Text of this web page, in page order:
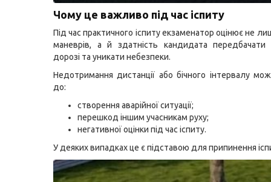
Чому це важливо під час іспиту
Під час практичного іспиту екзаменатор оцінює не
маневрів, а й здатність кандидата передбачати
дорозі та уникати небезпеки.
Недотримання дистанції або бічного інтервалу
до:
створення аварійної ситуації;
перешкод іншим учасникам руху;
негативної оцінки під час іспиту.
У деяких випадках це є підставою для припинення